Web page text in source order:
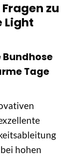
zu
Light
Bundhose
Tage
hohen